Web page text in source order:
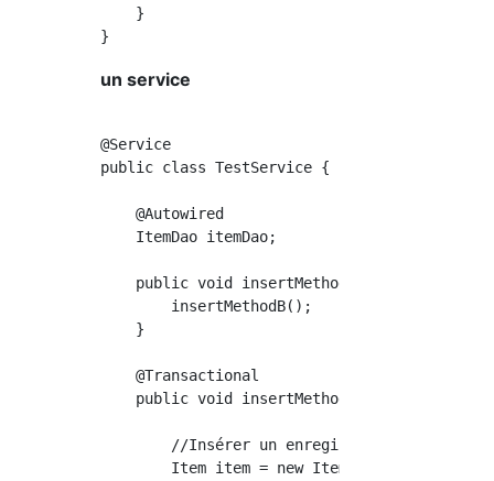
    }
un service
@Service
public class TestService {
    @Autowired
    ItemDao itemDao;
    public void insertMethodA() {
        insertMethodB();
    }
    @Transactional
    public void insertMethodB() {
        //Insérer un enregistrement prêt
        Item item = new Item();